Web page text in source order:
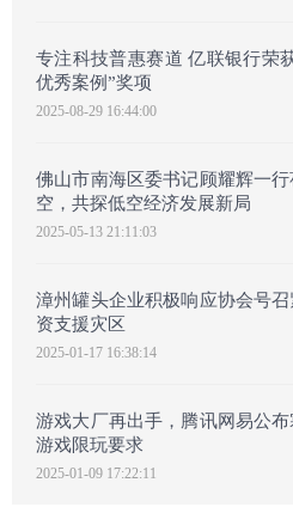
专注科技普惠赛道 亿联银行荣
优秀案例”奖项
2025-08-29 16:44:00
佛山市南海区委书记顾耀辉一
空，共探低空经济发展新局
2025-05-13 21:11:03
漳州罐头企业积极响应协会号
资支援灾区
2025-01-17 16:38:14
游戏大厂再出手，腾讯网易公
游戏限玩要求
2025-01-09 17:22:11